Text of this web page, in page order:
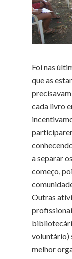
Foi nas
que as
cada livro
a separar
começo,
Outras
voluntário)
melhor